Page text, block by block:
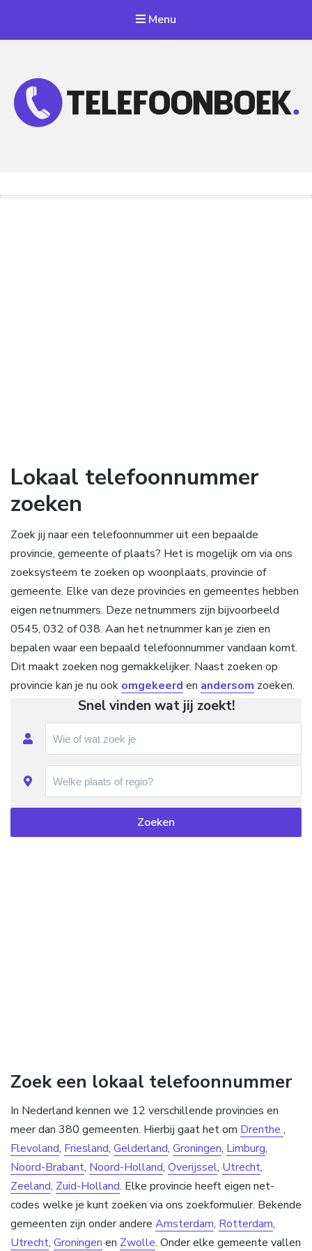
Menu
Lokaal telefoonnummer
zoeken
Zoek jij naar een telefoonnummer uit een bepaalde
provincie, gemeente of plaats? Het is mogelijk om via ons
zoeksysteem te zoeken op woonplaats, provincie of
gemeente. Elke van deze provincies en gemeentes hebben
eigen netnummers. Deze netnummers zijn bijvoorbeeld
0545, 032 of 038. Aan het netnummer kan je zien en
bepalen waar een bepaald telefoonnummer vandaan komt.
Dit maakt zoeken nog gemakkelijker. Naast zoeken op
provincie kan je nu ook omgekeerd en andersom zoeken.
Snel vinden wat jij zoekt!
Zoek een lokaal telefoonnummer
In Nederland kennen we 12 verschillende provincies en
meer dan 380 gemeenten. Hierbij gaat het om Drenthe ,
Flevoland, Friesland, Gelderland, Groningen, Limburg,
Noord-Brabant, Noord-Holland, Overijssel, Utrecht,
Zeeland, Zuid-Holland. Elke provincie heeft eigen net-
codes welke je kunt zoeken via ons zoekformulier. Bekende
gemeenten zijn onder andere Amsterdam, Rotterdam,
Utrecht, Groningen en Zwolle. Onder elke gemeente vallen